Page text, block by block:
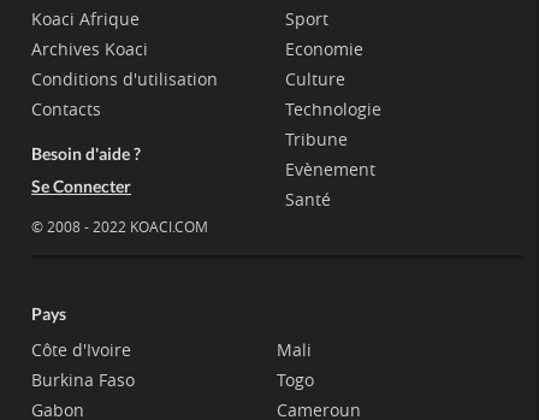
Koaci Afrique
Archives Koaci
Conditions d'utilisation
Contacts
Besoin d'aide ?
Se Connecter
© 2008 - 2022 KOACI.COM
Sport
Economie
Culture
Technologie
Tribune
Evènement
Santé
Pays
Côte d'Ivoire
Burkina Faso
Gabon
Mali
Togo
Cameroun